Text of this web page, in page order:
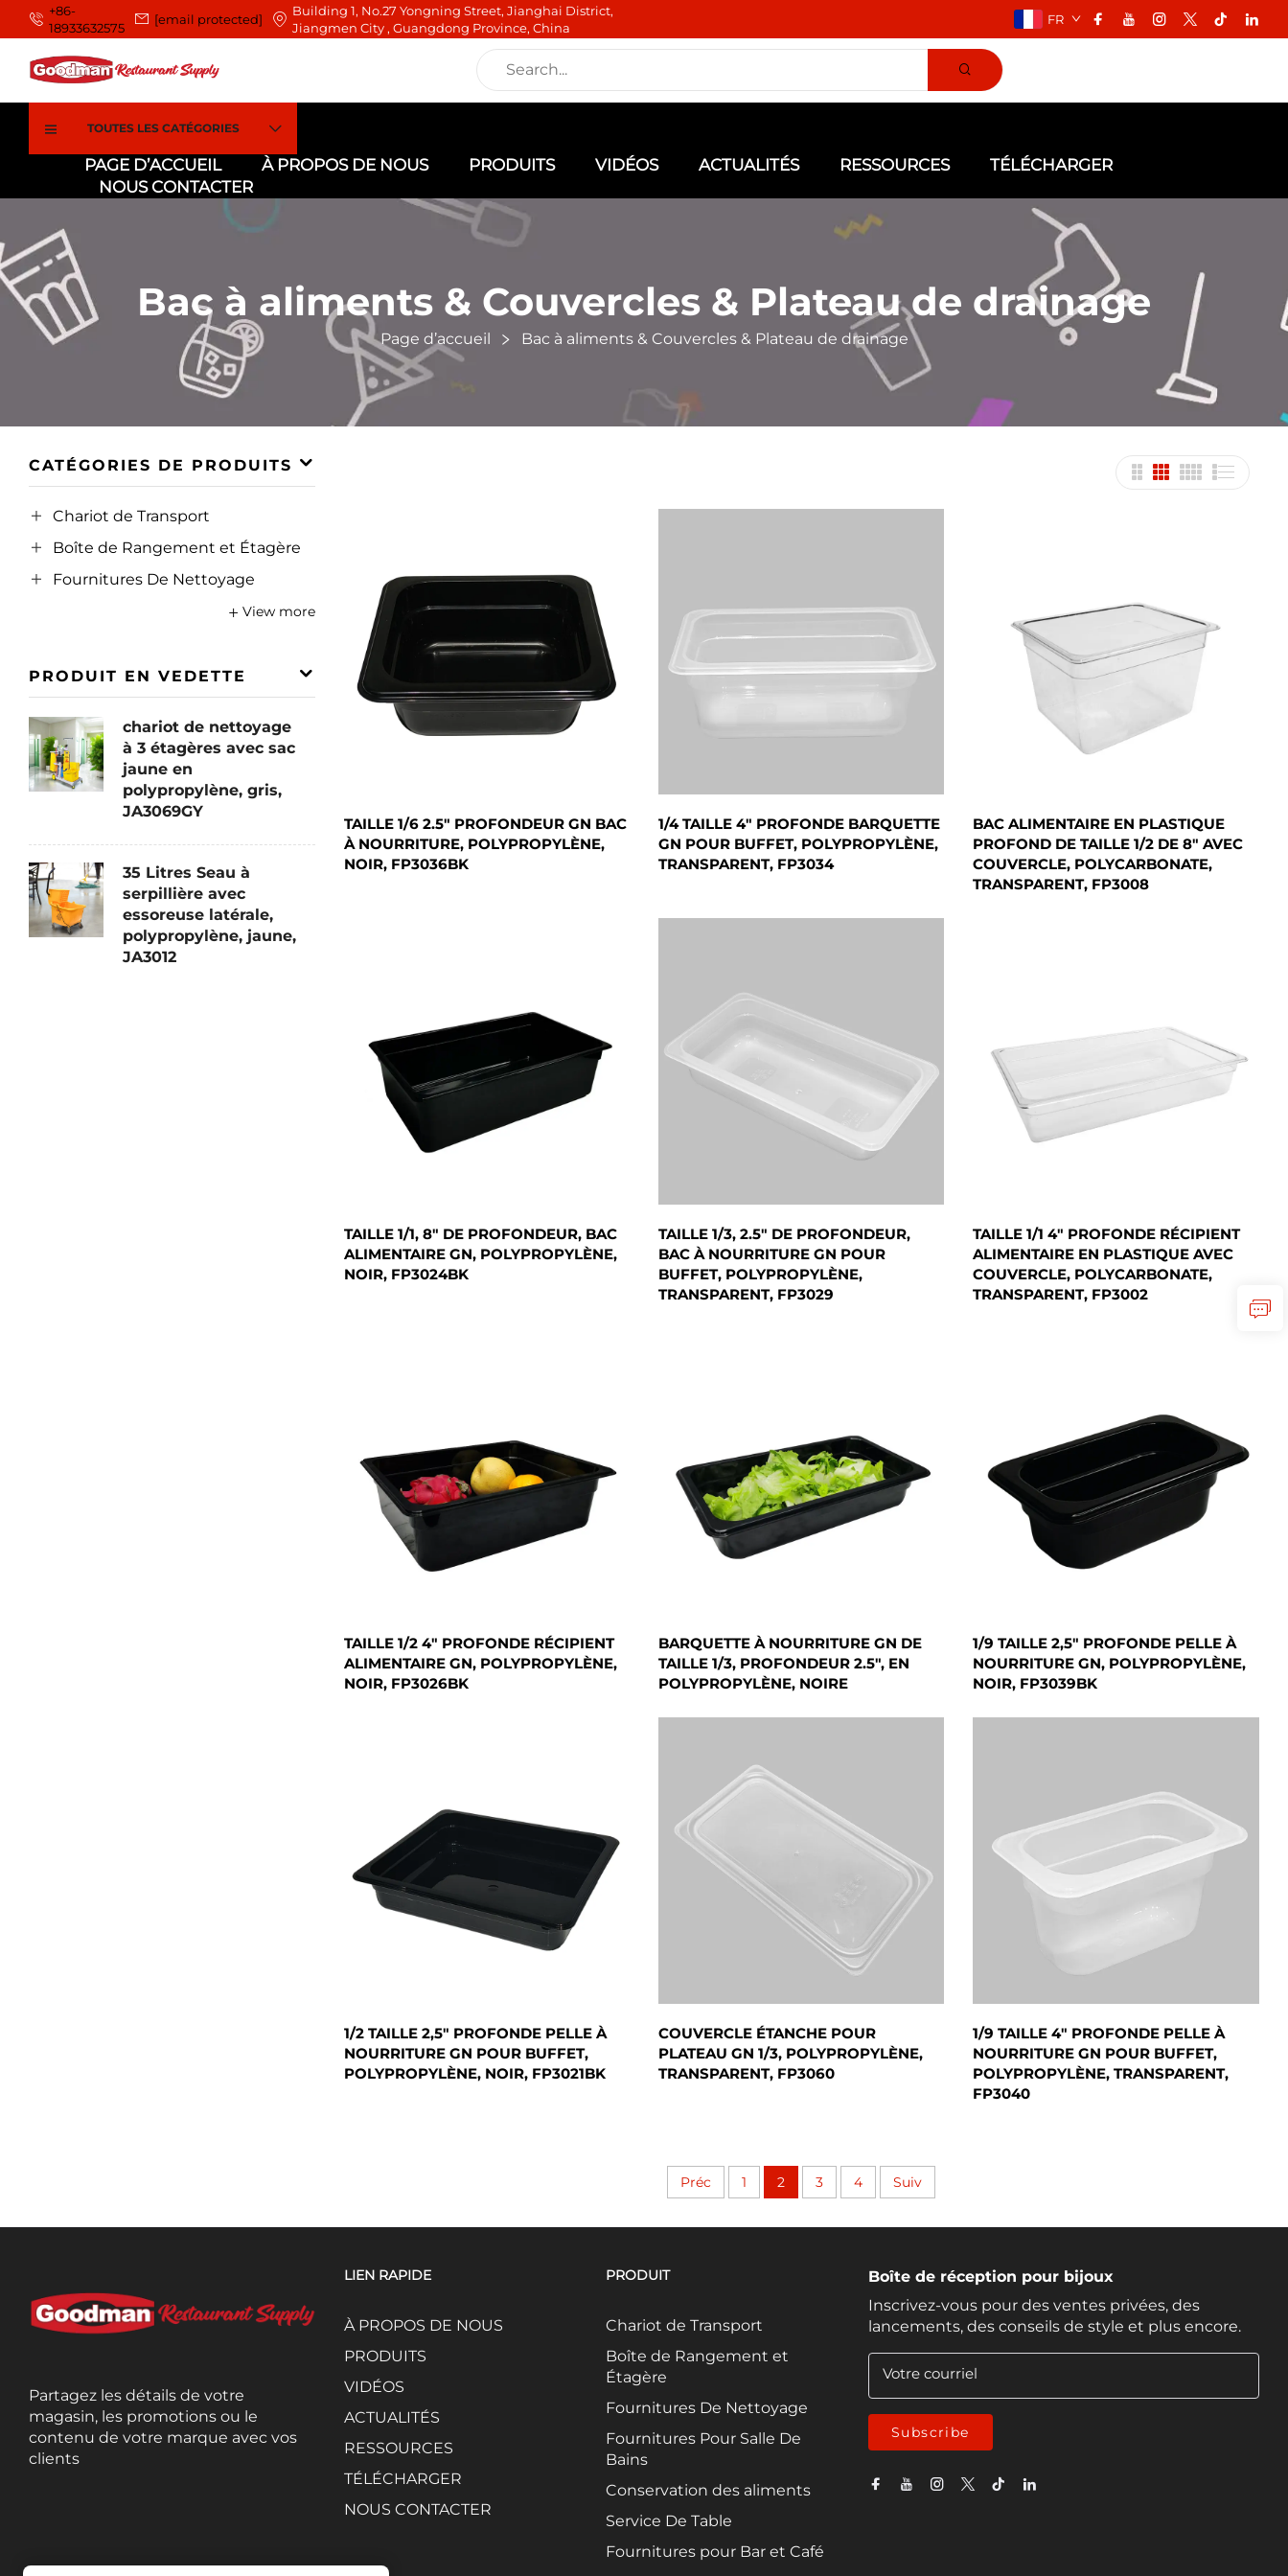
+86-
18933632575
[email protected]
Building 1, No.27 Yongning Street, Jianghai District,
Jiangmen City , Guangdong Province, China
FR
TOUTES LES CATÉGORIES
PAGE D’ACCUEIL À PROPOS DE NOUS PRODUITS VIDÉOS ACTUALITÉS RESSOURCES
TÉLÉCHARGER
NOUS CONTACTER
Bac à aliments & Couvercles & Plateau de drainage
Page d’accueil Bac à aliments & Couvercles & Plateau de drainage
CATÉGORIES DE PRODUITS
Chariot de Transport
Boîte de Rangement et Étagère
Fournitures De Nettoyage
View more
PRODUIT EN VEDETTE
chariot de nettoyage
à 3 étagères avec sac
jaune en
polypropylène, gris,
JA3069GY
35 Litres Seau à
serpillière avec
essoreuse latérale,
polypropylène, jaune,
JA3012
TAILLE 1/6 2.5" PROFONDEUR GN BAC
À NOURRITURE, POLYPROPYLÈNE,
NOIR, FP3036BK
1/4 TAILLE 4" PROFONDE BARQUETTE
GN POUR BUFFET, POLYPROPYLÈNE,
TRANSPARENT, FP3034
BAC ALIMENTAIRE EN PLASTIQUE
PROFOND DE TAILLE 1/2 DE 8" AVEC
COUVERCLE, POLYCARBONATE,
TRANSPARENT, FP3008
TAILLE 1/1, 8" DE PROFONDEUR, BAC
ALIMENTAIRE GN, POLYPROPYLÈNE,
NOIR, FP3024BK
TAILLE 1/3, 2.5" DE PROFONDEUR,
BAC À NOURRITURE GN POUR
BUFFET, POLYPROPYLÈNE,
TRANSPARENT, FP3029
TAILLE 1/1 4" PROFONDE RÉCIPIENT
ALIMENTAIRE EN PLASTIQUE AVEC
COUVERCLE, POLYCARBONATE,
TRANSPARENT, FP3002
TAILLE 1/2 4" PROFONDE RÉCIPIENT
ALIMENTAIRE GN, POLYPROPYLÈNE,
NOIR, FP3026BK
BARQUETTE À NOURRITURE GN DE
TAILLE 1/3, PROFONDEUR 2.5", EN
POLYPROPYLÈNE, NOIRE
1/9 TAILLE 2,5" PROFONDE PELLE À
NOURRITURE GN, POLYPROPYLÈNE,
NOIR, FP3039BK
1/2 TAILLE 2,5" PROFONDE PELLE À
NOURRITURE GN POUR BUFFET,
POLYPROPYLÈNE, NOIR, FP3021BK
COUVERCLE ÉTANCHE POUR
PLATEAU GN 1/3, POLYPROPYLÈNE,
TRANSPARENT, FP3060
1/9 TAILLE 4" PROFONDE PELLE À
NOURRITURE GN POUR BUFFET,
POLYPROPYLÈNE, TRANSPARENT,
FP3040
Préc 1 2 3 4 Suiv
Partagez les détails de votre
magasin, les promotions ou le
contenu de votre marque avec vos
clients
LIEN RAPIDE
À PROPOS DE NOUS
PRODUITS
VIDÉOS
ACTUALITÉS
RESSOURCES
TÉLÉCHARGER
NOUS CONTACTER
PRODUIT
Chariot de Transport
Boîte de Rangement et
Étagère
Fournitures De Nettoyage
Fournitures Pour Salle De
Bains
Conservation des aliments
Service De Table
Fournitures pour Bar et Café
Boîte de réception pour bijoux
Inscrivez-vous pour des ventes privées, des
lancements, des conseils de style et plus encore.
Votre courriel
Subscribe